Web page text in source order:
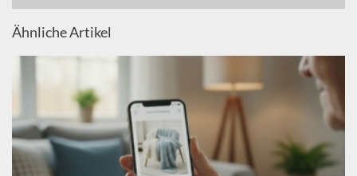
Ähnliche Artikel